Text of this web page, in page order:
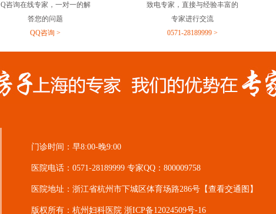
Q咨询在线专家，一对一的解
答您的问题
QQ咨询 >
致电专家，直接与经验丰富的
专家进行交流
0571-28189999 >
门诊时间：早8:00-晚9:00
医院电话：0571-28189999 专家QQ：800009758
医院地址：浙江省杭州市下城区体育场路286号 【查看交通图】
版权所有：杭州妇科医院 浙ICP备12024509号-16